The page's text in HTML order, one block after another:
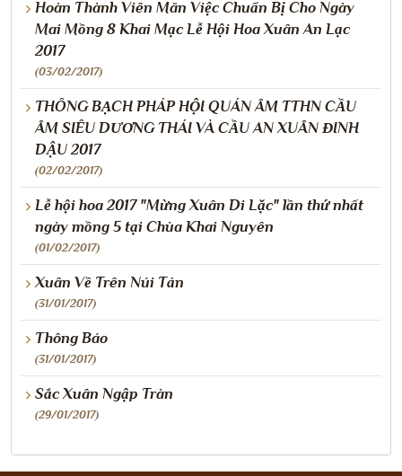
Hoàn Thành Viên Mãn Việc Chuẩn Bị Cho Ngày
Mai Mồng 8 Khai Mạc Lễ Hội Hoa Xuân An Lạc
2017
(03/02/2017)
THÔNG BẠCH PHÁP HỘI QUÁN ÂM TTHN CẦU
ÂM SIÊU DƯƠNG THÁI VÀ CẦU AN XUÂN ĐINH
DẬU 2017
(02/02/2017)
Lễ hội hoa 2017 "Mừng Xuân Di Lặc" lần thứ nhất
ngày mồng 5 tại Chùa Khai Nguyên
(01/02/2017)
Xuân Về Trên Núi Tản
(31/01/2017)
Thông Báo
(31/01/2017)
Sắc Xuân Ngập Tràn
(29/01/2017)